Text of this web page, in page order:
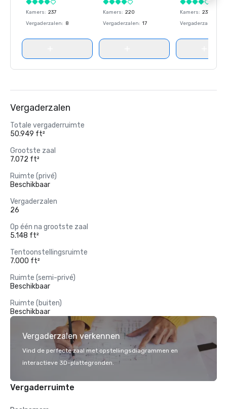
Kamers: 237
Vergaderzalen: 8
Kamers: 220
Vergaderzalen: 17
Kamers: 237
Vergaderzalen
Vergaderzalen
Totale vergaderruimte
50.949 ft²
Grootste zaal
7.072 ft²
Ruimte (privé)
Beschikbaar
Vergaderzalen
26
Op één na grootste zaal
5.148 ft²
Tentoonstellingsruimte
7.000 ft²
Ruimte (semi-privé)
Beschikbaar
Ruimte (buiten)
Beschikbaar
Vergaderzalen verkennen
Vind de perfecte zaal met opstellingsdiagrammen en
interactieve 3D-plattegronden.
Vergaderruimte